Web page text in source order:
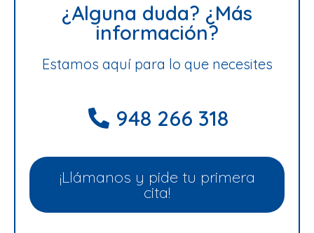
¿Alguna duda? ¿Más
información?
Estamos aquí para lo que necesites
948 266 318
¡Llámanos y pide tu primera
cita!